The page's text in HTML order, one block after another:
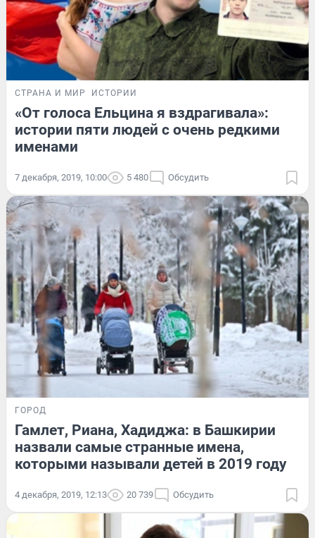
СТРАНА И МИР ИСТОРИИ
«От голоса Ельцина я вздрагивала»:
истории пяти людей с очень редкими
именами
7 декабря, 2019, 10:00 5 480 Обсудить
ГОРОД
Гамлет, Риана, Хадиджа: в Башкирии
назвали самые странные имена,
которыми называли детей в 2019 году
4 декабря, 2019, 12:13 20 739 Обсудить